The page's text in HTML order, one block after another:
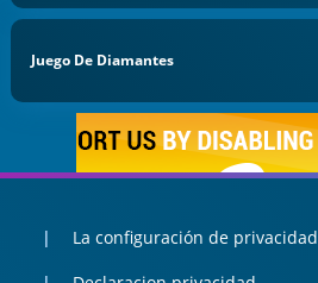
Juego De Diamantes
La configuración de privacidad